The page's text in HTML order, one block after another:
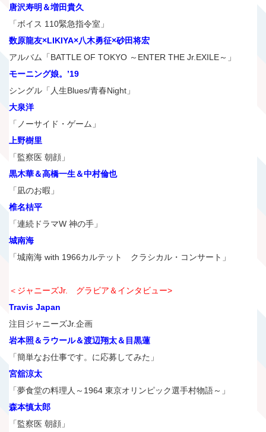
唐沢寿明＆増田貴久
「ボイス 110緊急指令室」
数原龍友×LIKIYA×八木勇征×砂田将宏
アルバム「BATTLE OF TOKYO ～ENTER THE Jr.EXILE～」
モーニング娘。’19
シングル「人生Blues/青春Night」
大泉洋
「ノーサイド・ゲーム」
上野樹里
「監察医 朝顔」
黒木華＆高橋一生＆中村倫也
「凪のお暇」
椎名桔平
「連続ドラマW 神の手」
城南海
「城南海 with 1966カルテット クラシカル・コンサート」
＜ジャニーズJr. グラビア＆インタビュー>
Travis Japan
注目ジャニーズJr.企画
岩本照＆ラウール＆渡辺翔太＆目黒蓮
「簡単なお仕事です。に応募してみた」
宮舘涼太
「夢食堂の料理人～1964 東京オリンピック選手村物語～」
森本慎太郎
「監察医 朝顔」